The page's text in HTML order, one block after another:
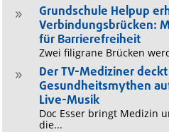
9
Grundschule Helpup
Verbindungsbrücken:
für Barrierefreiheit
Zwei filigrane Brücken
9
Der TV-Mediziner deckt
Gesundheitsmythen
Live-Musik
Doc Esser bringt Medizin
die...